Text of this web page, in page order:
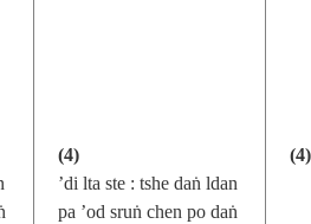
(4)
’di lta ste : tshe daṅ ldan
pa ’od sruṅ chen po daṅ
(4)